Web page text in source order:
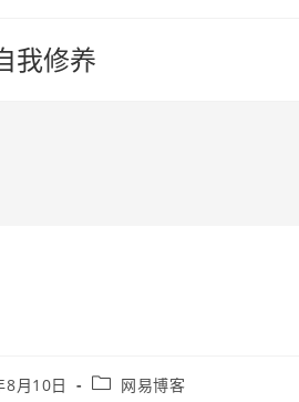
我修养
8月10日
Post网易博客